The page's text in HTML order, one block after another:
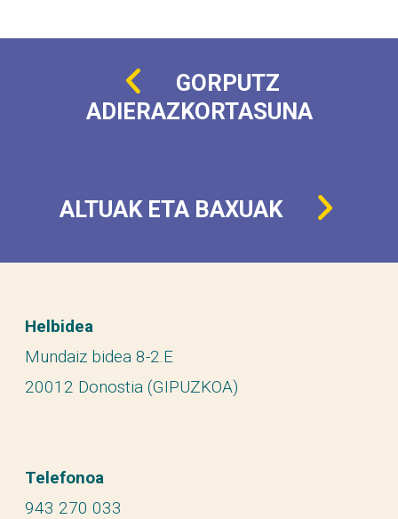
GORPUTZ
ADIERAZKORTASUNA
ALTUAK ETA BAXUAK
Helbidea
Mundaiz bidea 8-2.E
20012 Donostia (GIPUZKOA)
Telefonoa
943 270 033